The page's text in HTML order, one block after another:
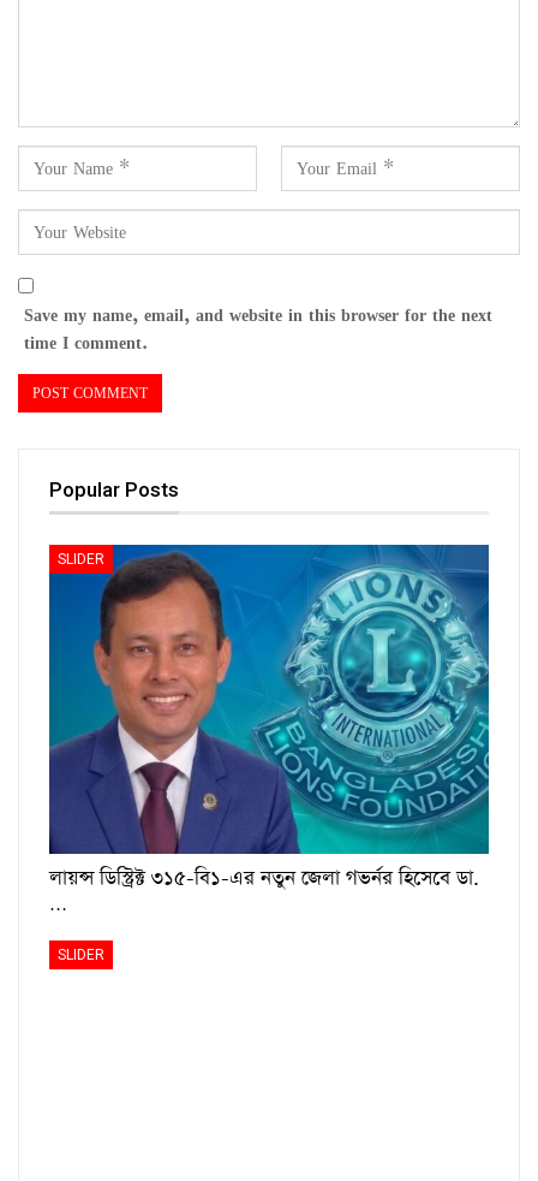
Save my name, email, and website in this browser for the next
time I comment.
Popular Posts
SLIDER
লায়ন্স ডিস্ট্রিক্ট ৩১৫-বি১-এর নতুন জেলা গভর্নর হিসেবে ডা.
…
SLIDER